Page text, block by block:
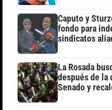
Caputo y
fondo para
sindicatos
La Rosada
después de la
Senado y